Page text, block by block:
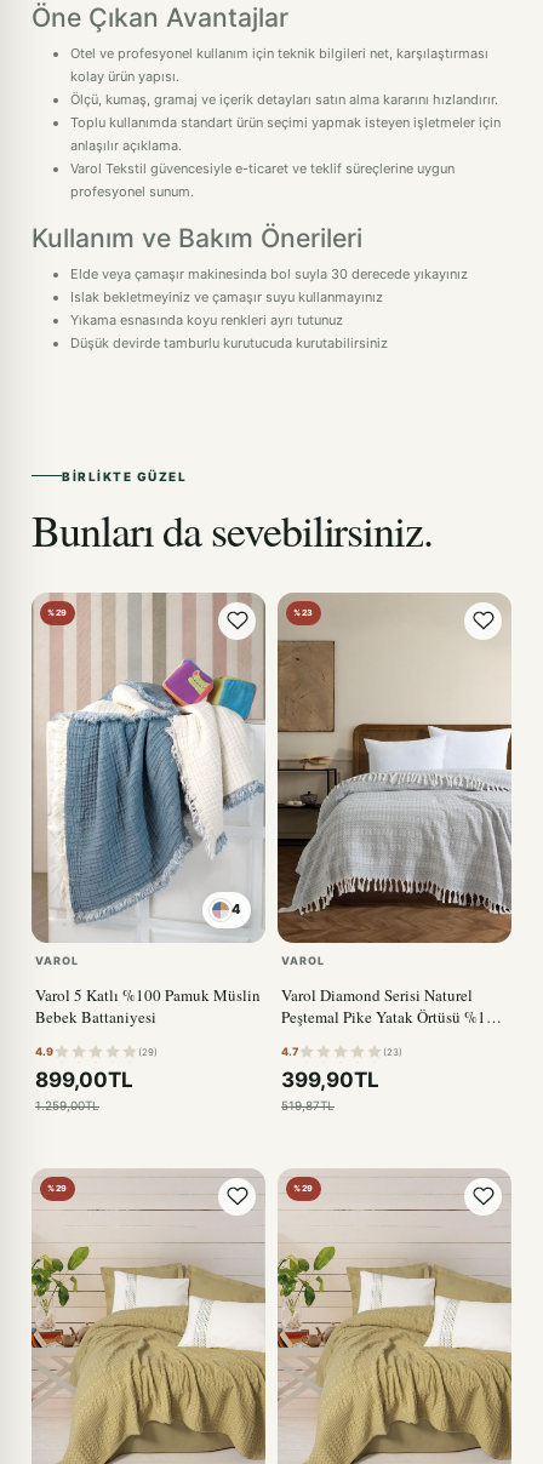
Öne Çıkan Avantajlar
Otel ve profesyonel kullanım için teknik bilgileri net, karşılaştırması
kolay ürün yapısı.
Ölçü, kumaş, gramaj ve içerik detayları satın alma kararını hızlandırır.
Toplu kullanımda standart ürün seçimi yapmak isteyen işletmeler için
anlaşılır açıklama.
Varol Tekstil güvencesiyle e-ticaret ve teklif süreçlerine uygun
profesyonel sunum.
Kullanım ve Bakım Önerileri
Elde veya çamaşır makinesinda bol suyla 30 derecede yıkayınız
Islak bekletmeyiniz ve çamaşır suyu kullanmayınız
Yıkama esnasında koyu renkleri ayrı tutunuz
Düşük devirde tamburlu kurutucuda kurutabilirsiniz
BIRLIKTE GÜZEL
Bunları da sevebilirsiniz.
%29
4
VAROL
Varol 5 Katlı %100 Pamuk Müslin
Bebek Battaniyesi
4.9 (29)
899,00TL
1.259,00TL
%23
VAROL
Varol Diamond Serisi Naturel
Peştemal Pike Yatak Örtüsü %100
4.7 (23)
399,90TL
519,87TL
%29 %29